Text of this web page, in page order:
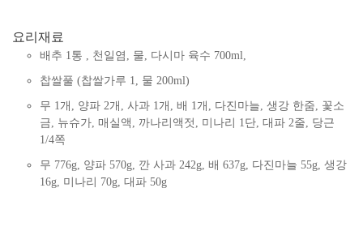
요리재료
배추 1통 , 천일염, 물, 다시마 육수 700ml,
찹쌀풀 (찹쌀가루 1, 물 200ml)
무 1개, 양파 2개, 사과 1개, 배 1개, 다진마늘, 생강 한줌, 꽃소
금, 뉴슈가, 매실액, 까나리액젓, 미나리 1단, 대파 2줄, 당근
1/4쪽
무 776g, 양파 570g, 깐 사과 242g, 배 637g, 다진마늘 55g, 생강
16g, 미나리 70g, 대파 50g